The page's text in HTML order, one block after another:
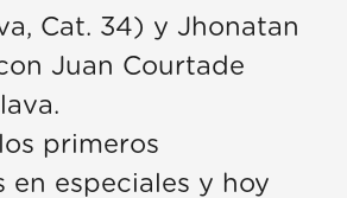
Cat. 34) y Jhonatan
Juan Courtade
primeros
en especiales y hoy